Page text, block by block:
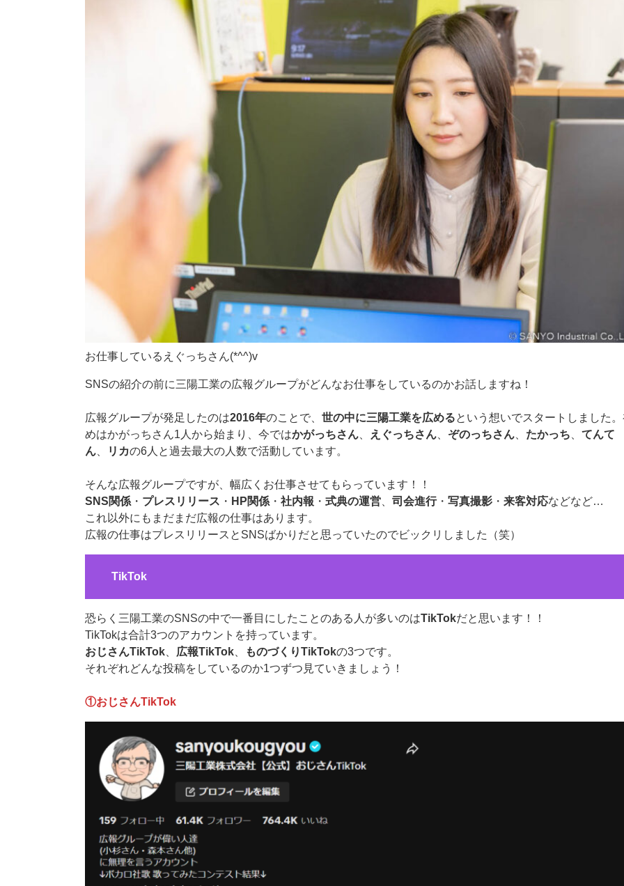
お仕事しているえぐっちさん(*^^)v
SNSの紹介の前に三陽工業の広報グループがどんなお仕事をしているのかお話しますね！
広報グループが発足したのは2016年のことで、 世の中に三陽工業を広めるという想いでスタートしました
めはかがっちさん1人から始まり、今ではかがっちさん えぐっちさん ぞのっちさん たかっち
てんて
ん
リカの6人と過去最大の人数で活動しています。
そんな広報グループですが、幅広くお仕事させてもらっています！！
SNS関係 ・ プレスリリース ・ HP関係 ・ 社内報 ・ 式典の運営 司会進行・ 写真撮影 ・ 来客対応などなど…
これ以外にもまだまだ広報の仕事はあります。
広報の仕事はプレスリリースとSNSばかりだと思っていたのでビックリしました（笑）
TikTok
恐らく三陽工業のSNSの中で一番目にしたことのある人が多いのはTikTokだと思います！！
TikTokは合計3つのアカウントを持っています。
おじさんTikTok
広報TikTok ものづくりTikTokの3つです。
それぞれどんな投稿をしているのか1つずつ見ていきましょう！
①おじさんTikTok